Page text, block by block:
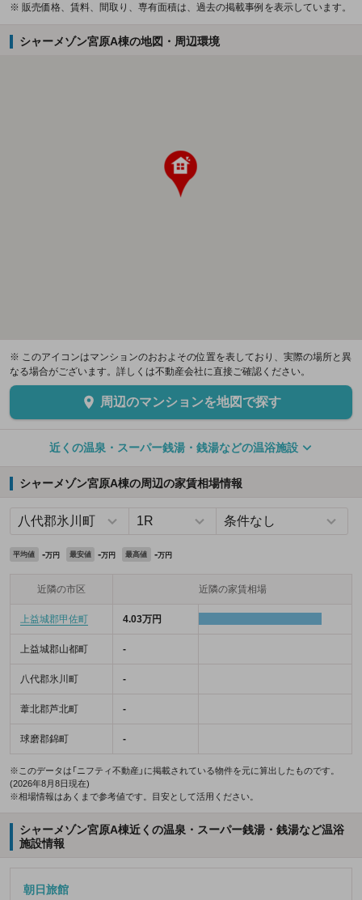
※ 販売価格、賃料、間取り、専有面積は、過去の掲載事例を表示しています。
シャーメゾン宮原A棟の地図・周辺環境
※ このアイコンはマンションのおおよその位置を表しており、実際の場所と異
なる場合がございます。詳しくは不動産会社に直接ご確認ください。
周辺のマンションを地図で探す
近くの温泉・スーパー銭湯・銭湯などの温浴施設
シャーメゾン宮原A棟の周辺の家賃相場情報
平均値 -万円 最安値 -万円 最高値 -万円
近隣の市区 近隣の家賃相場
上益城郡甲佐町 4.03万円
上益城郡山都町 -
八代郡氷川町 -
葦北郡芦北町 -
球磨郡錦町 -
※このデータは「ニフティ不動産」に掲載されている物件を元に算出したものです。
(2026年8月8日現在)
※相場情報はあくまで参考値です。目安として活用ください。
シャーメゾン宮原A棟近くの温泉・スーパー銭湯・銭湯など温浴
施設情報
朝日旅館